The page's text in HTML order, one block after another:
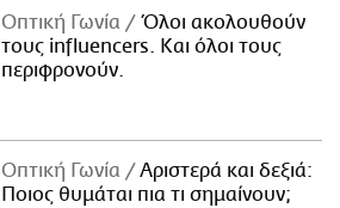
Οπτική Γωνία
Όλοι ακολουθούν
τους influencers. Και όλοι τους
περιφρονούν.
Οπτική Γωνία
Αριστερά και δεξιά:
Ποιος θυμάται πια τι σημαίνουν;